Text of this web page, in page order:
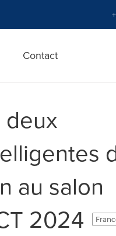
Contact
au salon
2024